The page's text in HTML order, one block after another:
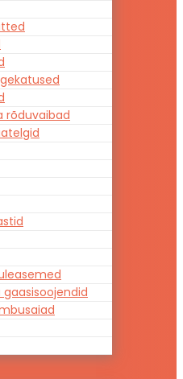
rõduvaibad
gaasisoojendid